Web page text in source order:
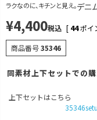
ラクなのに、キチンと見え。デニ
¥4,400税込 [ 44ポイ
商品番号35346
LL
ネイビー
M
L
LL
残りわずか
同素材上下セットでの
上下セットはこちら